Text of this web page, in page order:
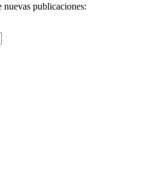
nuevas publicaciones: